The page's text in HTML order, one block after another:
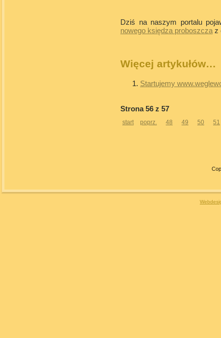
Dziś na naszym portalu
nowego księdza proboszcza z
Więcej artykułów…
Startujemy
Strona 56 z 57
start poprz. 48 49 50 51